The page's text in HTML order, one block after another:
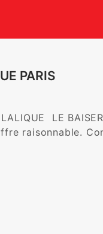
PARIS
LE
raisonnable.